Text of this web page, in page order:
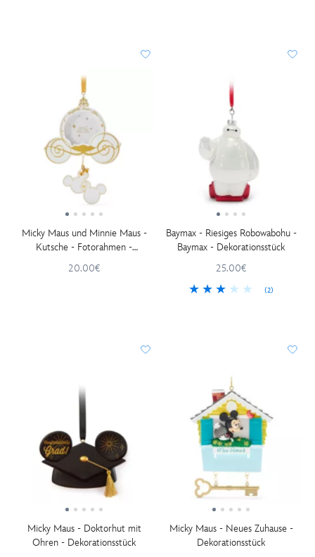
Micky Maus und Minnie Maus -
Kutsche - Fotorahmen -
20.00€
Baymax - Riesiges Robowabohu -
Baymax - Dekorationsstück
25.00€
(2)
Micky Maus - Doktorhut mit
Ohren - Dekorationsstück
Micky Maus - Neues Zuhause -
Dekorationsstück